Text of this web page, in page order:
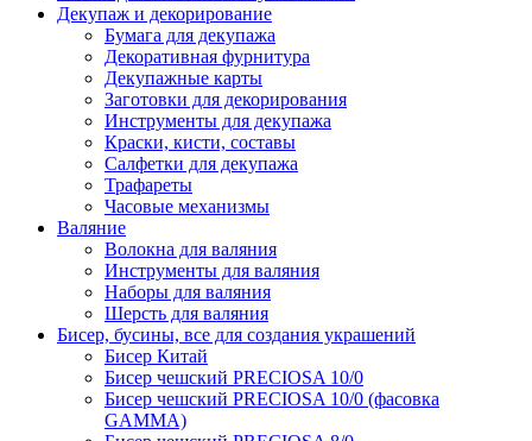
Декупаж и декорирование
Бумага для декупажа
Декоративная фурнитура
Декупажные карты
Заготовки для декорирования
Инструменты для декупажа
Краски, кисти, составы
Салфетки для декупажа
Трафареты
Часовые механизмы
Валяние
Волокна для валяния
Инструменты для валяния
Наборы для валяния
Шерсть для валяния
Бисер, бусины, все для создания украшений
Бисер Китай
Бисер чешский PRECIOSA 10/0
Бисер чешский PRECIOSA 10/0 (фасовка
GAMMA)